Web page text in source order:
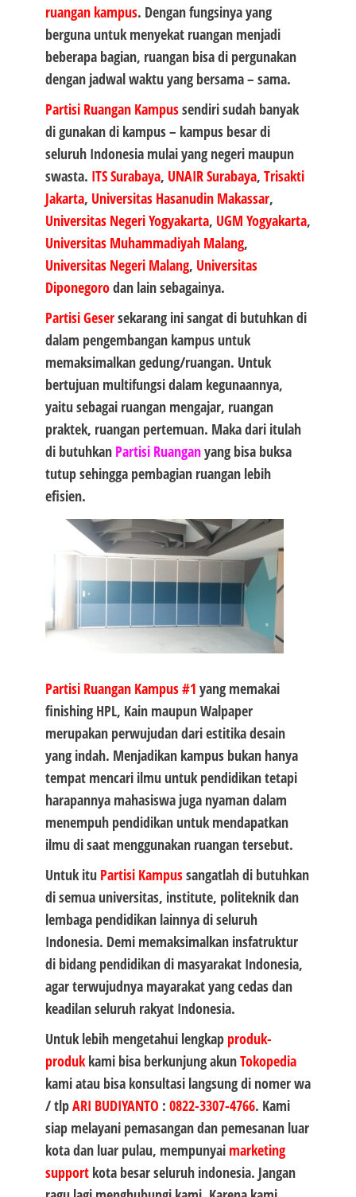
ruangan kampus. Dengan fungsinya yang
berguna untuk menyekat ruangan menjadi
beberapa bagian, ruangan bisa di pergunakan
dengan jadwal waktu yang bersama – sama.
Partisi Ruangan Kampussendiri sudah banyak
di gunakan di kampus – kampus besar di
seluruh Indonesia mulai yang negeri maupun
swasta. ITS Surabaya, UNAIR Surabaya, Trisakti
Jakarta, Universitas Hasanudin Makassar,
Universitas Negeri Yogyakarta, UGM Yogyakarta,
Universitas Muhammadiyah Malang,
Universitas Negeri Malang, Universitas
Diponegorodan lain sebagainya.
Partisi Gesersekarang ini sangat di butuhkan di
dalam pengembangan kampus untuk
memaksimalkan gedung/ruangan. Untuk
bertujuan multifungsi dalam kegunaannya,
yaitu sebagai ruangan mengajar, ruangan
praktek, ruangan pertemuan. Maka dari itulah
di butuhkan Partisi Ruanganyang bisa buksa
tutup sehingga pembagian ruangan lebih
efisien.
Partisi Ruangan Kampus #1 yang memakai
finishing HPL, Kain maupun Walpaper
merupakan perwujudan dari estitika desain
yang indah. Menjadikan kampus bukan hanya
tempat mencari ilmu untuk pendidikan tetapi
harapannya mahasiswa juga nyaman dalam
menempuh pendidikan untuk mendapatkan
ilmu di saat menggunakan ruangan tersebut.
Untuk itu Partisi Kampussangatlah di butuhkan
di semua universitas, institute, politeknik dan
lembaga pendidikan lainnya di seluruh
Indonesia. Demi memaksimalkan insfatruktur
di bidang pendidikan di masyarakat Indonesia,
agar terwujudnya mayarakat yang cedas dan
keadilan seluruh rakyat Indonesia.
Untuk lebih mengetahui lengkap produk-
produkkami bisa berkunjung akunTokopedia
kami atau bisa konsultasi langsung di nomer wa
/ tlpARI BUDIYANTO : 0822-3307-4766. Kami
siap melayani pemasangan dan pemesanan luar
kota dan luar pulau, mempunyai marketing
supportkota besar seluruh indonesia. Jangan